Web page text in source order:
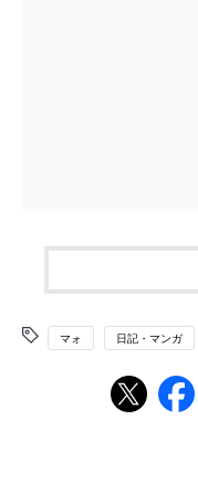
マォ 日記・マンガ